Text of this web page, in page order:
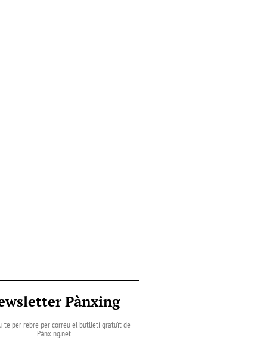
Pànxing
te per rebre per correu el butlletí gratuït de
Pànxing.net​